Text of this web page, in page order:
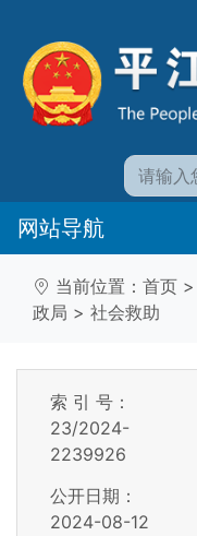
网站导航
当前位置： 首页 >
政局 > 社会救助
索 引 号：
23/2024-
2239926
公开日期：
2024-08-12